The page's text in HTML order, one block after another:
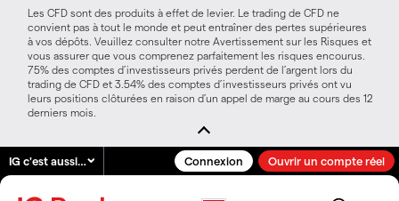
Les CFD sont des produits à effet de levier. Le trading de CFD ne
convient pas à tout le monde et peut entraîner des pertes supérieures
à vos dépôts. Veuillez consulter notre Avertissement sur les Risques et
vous assurer que vous comprenez parfaitement les risques encourus.
75% des comptes d’investisseurs privés perdent de l’argent lors du
trading de CFD et 3.54% des comptes d’investisseurs privés ont vu
leurs positions clôturées en raison d’un appel de marge au cours des 12
derniers mois.
IG c'est aussi… Connexion Ouvrir un compte réel